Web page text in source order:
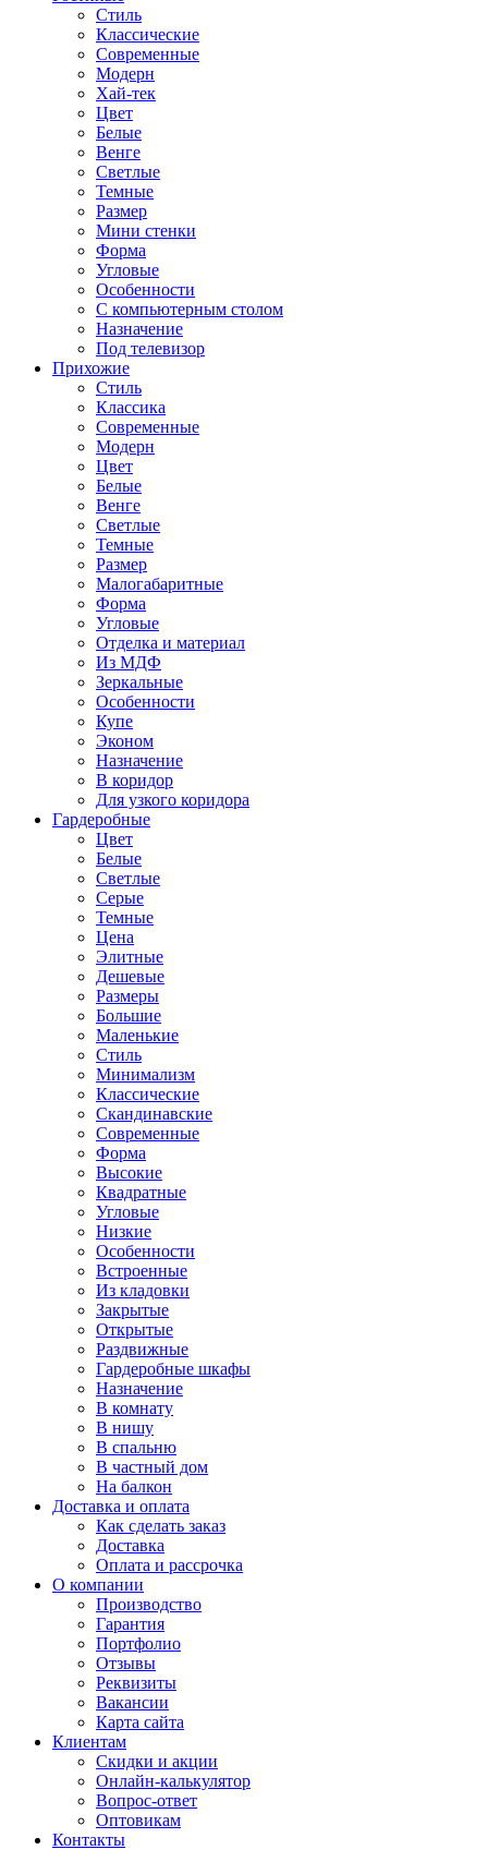
Стиль
Классические
Современные
Модерн
Хай-тек
Цвет
Белые
Венге
Светлые
Темные
Размер
Мини стенки
Форма
Угловые
Особенности
С компьютерным столом
Назначение
Под телевизор
Прихожие
Стиль
Классика
Современные
Модерн
Цвет
Белые
Венге
Светлые
Темные
Размер
Малогабаритные
Форма
Угловые
Отделка и материал
Из МДФ
Зеркальные
Особенности
Купе
Эконом
Назначение
В коридор
Для узкого коридора
Гардеробные
Цвет
Белые
Светлые
Серые
Темные
Цена
Элитные
Дешевые
Размеры
Большие
Маленькие
Стиль
Минимализм
Классические
Скандинавские
Современные
Форма
Высокие
Квадратные
Угловые
Низкие
Особенности
Встроенные
Из кладовки
Закрытые
Открытые
Раздвижные
Гардеробные шкафы
Назначение
В комнату
В нишу
В спальню
В частный дом
На балкон
Доставка и оплата
Как сделать заказ
Доставка
Оплата и рассрочка
О компании
Производство
Гарантия
Портфолио
Отзывы
Реквизиты
Вакансии
Карта сайта
Клиентам
Скидки и акции
Онлайн-калькулятор
Вопрос-ответ
Оптовикам
Контакты